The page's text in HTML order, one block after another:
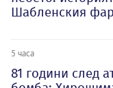
Шабленския фар
5 часа
81 години след